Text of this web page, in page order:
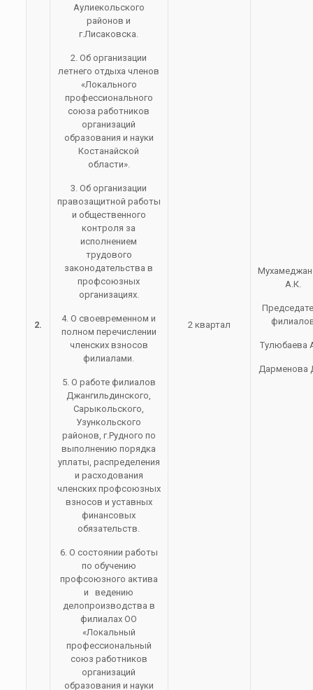
2.
Аулиекольского
районов и
г.Лисаковска.
2. Об организации
летнего отдыха членов
«Локального
профессионального
союза работников
организаций
образования и науки
Костанайской
области».
3. Об организации
правозащитной работы
и общественного
контроля за
исполнением
трудового
законодательства в
профсоюзных
организациях.
4. О своевременном и
полном перечислении
членских взносов
филиалами.
5. О работе филиалов
Джангильдинского,
Сарыкольского,
Узункольского
районов, г.Рудного по
выполнению порядка
уплаты, распределения
и расходования
членских профсоюзных
взносов и уставных
финансовых
обязательств.
6. О состоянии работы
по обучению
профсоюзного актива
и ведению
делопроизводства в
филиалах ОО
«Локальный
профессиональный
союз работников
организаций
образования и науки
2 квартал
А.К.
Тулюбаева
Дарменова